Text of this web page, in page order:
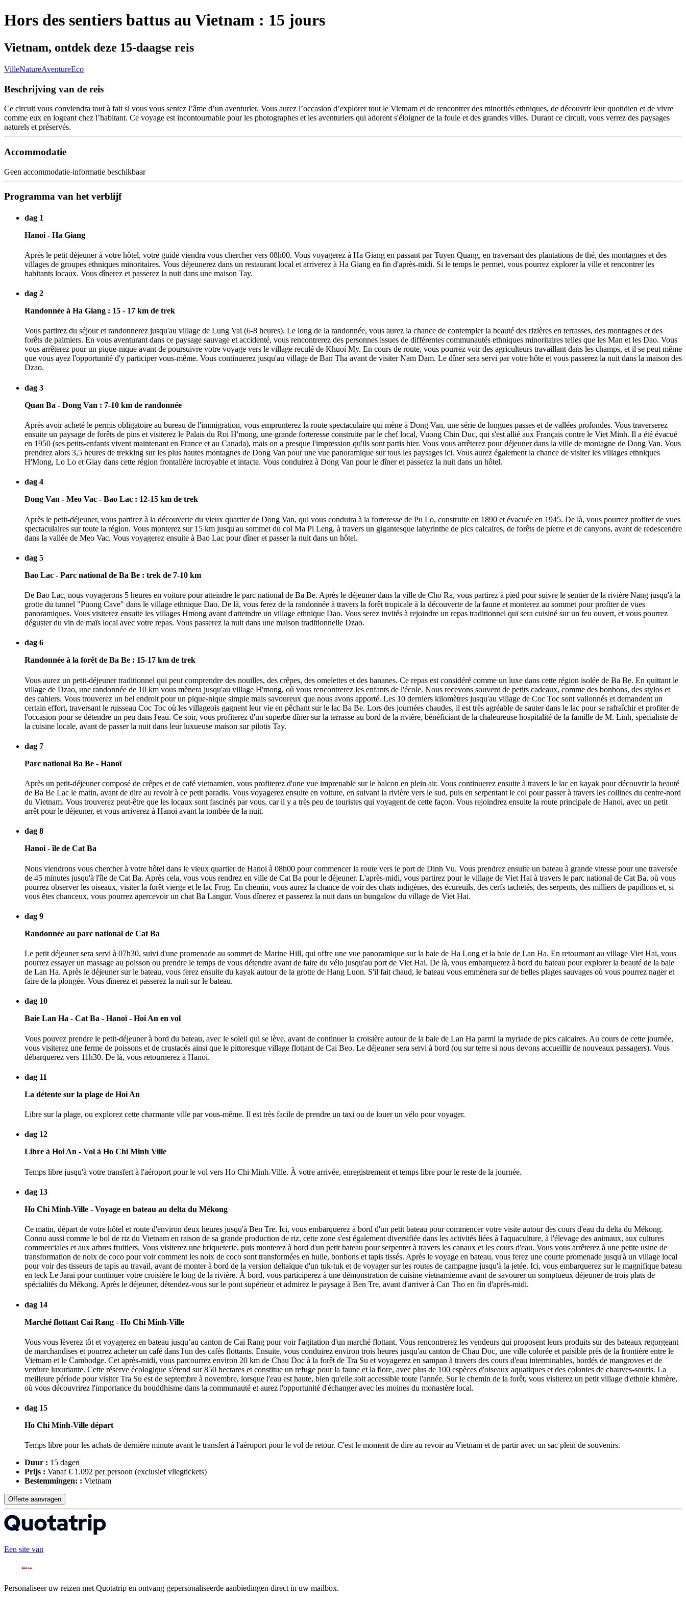
Hors des sentiers battus au Vietnam : 15 jours
Vietnam, ontdek deze 15-daagse reis
VilleNatureAventureEco
Beschrijving van de reis
Ce circuit vous conviendra tout à fait si vous vous sentez l’âme d’un aventurier. Vous aurez l’occasion d’explorer tout le Vietnam et de rencontrer des minorités ethniques, de découvrir leur quotidien et de vivre
comme eux en logeant chez l’habitant. Ce voyage est incontournable pour les photographes et les aventuriers qui adorent s'éloigner de la foule et des grandes villes. Durant ce circuit, vous verrez des paysages
naturels et préservés.
Accommodatie
Geen accommodatie-informatie beschikbaar
Programma van het verblijf
dag 1
Hanoi - Ha Giang
Après le petit déjeuner à votre hôtel, votre guide viendra vous chercher vers 08h00. Vous voyagerez à Ha Giang en passant par Tuyen Quang, en traversant des plantations de thé, des montagnes et des
villages de groupes ethniques minoritaires. Vous déjeunerez dans un restaurant local et arriverez à Ha Giang en fin d'après-midi. Si le temps le permet, vous pourrez explorer la ville et rencontrer les
habitants locaux. Vous dînerez et passerez la nuit dans une maison Tay.
dag 2
Randonnée à Ha Giang : 15 - 17 km de trek
Vous partirez du séjour et randonnerez jusqu'au village de Lung Vai (6-8 heures). Le long de la randonnée, vous aurez la chance de contempler la beauté des rizières en terrasses, des montagnes et des
forêts de palmiers. En vous aventurant dans ce paysage sauvage et accidenté, vous rencontrerez des personnes issues de différentes communautés ethniques minoritaires telles que les Man et les Dao. Vous
vous arrêterez pour un pique-nique avant de poursuivre votre voyage vers le village reculé de Khuoi My. En cours de route, vous pourrez voir des agriculteurs travaillant dans les champs, et il se peut même
que vous ayez l'opportunité d'y participer vous-même. Vous continuerez jusqu'au village de Ban Tha avant de visiter Nam Dam. Le dîner sera servi par votre hôte et vous passerez la nuit dans la maison des
Dzao.
dag 3
Quan Ba - Dong Van : 7-10 km de randonnée
Après avoir acheté le permis obligatoire au bureau de l'immigration, vous emprunterez la route spectaculaire qui mène à Dong Van, une série de longues passes et de vallées profondes. Vous traverserez
ensuite un paysage de forêts de pins et visiterez le Palais du Roi H'mong, une grande forteresse construite par le chef local, Vuong Chin Duc, qui s'est allié aux Français contre le Viet Minh. Il a été évacué
en 1950 (ses petits-enfants vivent maintenant en France et au Canada), mais on a presque l'impression qu'ils sont partis hier. Vous vous arrêterez pour déjeuner dans la ville de montagne de Dong Van. Vous
prendrez alors 3,5 heures de trekking sur les plus hautes montagnes de Dong Van pour une vue panoramique sur tous les paysages ici. Vous aurez également la chance de visiter les villages ethniques
H'Mong, Lo Lo et Giay dans cette région frontalière incroyable et intacte. Vous conduirez à Dong Van pour le dîner et passerez la nuit dans un hôtel.
dag 4
Dong Van - Meo Vac - Bao Lac : 12-15 km de trek
Après le petit-déjeuner, vous partirez à la découverte du vieux quartier de Dong Van, qui vous conduira à la forteresse de Pu Lo, construite en 1890 et évacuée en 1945. De là, vous pourrez profiter de vues
spectaculaires sur toute la région. Vous monterez sur 15 km jusqu'au sommet du col Ma Pi Leng, à travers un gigantesque labyrinthe de pics calcaires, de forêts de pierre et de canyons, avant de redescendre
dans la vallée de Meo Vac. Vous voyagerez ensuite à Bao Lac pour dîner et passer la nuit dans un hôtel.
dag 5
Bao Lac - Parc national de Ba Be : trek de 7-10 km
De Bao Lac, nous voyagerons 5 heures en voiture pour atteindre le parc national de Ba Be. Après le déjeuner dans la ville de Cho Ra, vous partirez à pied pour suivre le sentier de la rivière Nang jusqu'à la
grotte du tunnel "Puong Cave" dans le village ethnique Dao. De là, vous ferez de la randonnée à travers la forêt tropicale à la découverte de la faune et monterez au sommet pour profiter de vues
panoramiques. Vous visiterez ensuite les villages Hmong avant d'atteindre un village ethnique Dao. Vous serez invités à rejoindre un repas traditionnel qui sera cuisiné sur un feu ouvert, et vous pourrez
déguster du vin de maïs local avec votre repas. Vous passerez la nuit dans une maison traditionnelle Dzao.
dag 6
Randonnée à la forêt de Ba Be : 15-17 km de trek
Vous aurez un petit-déjeuner traditionnel qui peut comprendre des nouilles, des crêpes, des omelettes et des bananes. Ce repas est considéré comme un luxe dans cette région isolée de Ba Be. En quittant le
village de Dzao, une randonnée de 10 km vous mènera jusqu'au village H'mong, où vous rencontrerez les enfants de l'école. Nous recevons souvent de petits cadeaux, comme des bonbons, des stylos et
des cahiers. Vous trouverez un bel endroit pour un pique-nique simple mais savoureux que nous avons apporté. Les 10 derniers kilomètres jusqu'au village de Coc Toc sont vallonnés et demandent un
certain effort, traversant le ruisseau Coc Toc où les villageois gagnent leur vie en pêchant sur le lac Ba Be. Lors des journées chaudes, il est très agréable de sauter dans le lac pour se rafraîchir et profiter de
l'occasion pour se détendre un peu dans l'eau. Ce soir, vous profiterez d'un superbe dîner sur la terrasse au bord de la rivière, bénéficiant de la chaleureuse hospitalité de la famille de M. Linh, spécialiste de
la cuisine locale, avant de passer la nuit dans leur luxueuse maison sur pilotis Tay.
dag 7
Parc national Ba Be - Hanoï
Après un petit-déjeuner composé de crêpes et de café vietnamien, vous profiterez d'une vue imprenable sur le balcon en plein air. Vous continuerez ensuite à travers le lac en kayak pour découvrir la beauté
de Ba Be Lac le matin, avant de dire au revoir à ce petit paradis. Vous voyagerez ensuite en voiture, en suivant la rivière vers le sud, puis en serpentant le col pour passer à travers les collines du centre-nord
du Vietnam. Vous trouverez peut-être que les locaux sont fascinés par vous, car il y a très peu de touristes qui voyagent de cette façon. Vous rejoindrez ensuite la route principale de Hanoi, avec un petit
arrêt pour le déjeuner, et vous arriverez à Hanoi avant la tombée de la nuit.
dag 8
Hanoi - île de Cat Ba
Nous viendrons vous chercher à votre hôtel dans le vieux quartier de Hanoi à 08h00 pour commencer la route vers le port de Dinh Vu. Vous prendrez ensuite un bateau à grande vitesse pour une traversée
de 45 minutes jusqu'à l'île de Cat Ba. Après cela, vous vous rendrez en ville de Cat Ba pour le déjeuner. L'après-midi, vous partirez pour le village de Viet Hai à travers le parc national de Cat Ba, où vous
pourrez observer les oiseaux, visiter la forêt vierge et le lac Frog. En chemin, vous aurez la chance de voir des chats indigènes, des écureuils, des cerfs tachetés, des serpents, des milliers de papillons et, si
vous êtes chanceux, vous pourrez apercevoir un chat Ba Langur. Vous dînerez et passerez la nuit dans un bungalow du village de Viet Hai.
dag 9
Randonnée au parc national de Cat Ba
Le petit déjeuner sera servi à 07h30, suivi d'une promenade au sommet de Marine Hill, qui offre une vue panoramique sur la baie de Ha Long et la baie de Lan Ha. En retournant au village Viet Hai, vous
pourrez essayer un massage au poisson ou prendre le temps de vous détendre avant de faire du vélo jusqu'au port de Viet Hai. De là, vous embarquerez à bord du bateau pour explorer la beauté de la baie
de Lan Ha. Après le déjeuner sur le bateau, vous ferez ensuite du kayak autour de la grotte de Hang Luon. S'il fait chaud, le bateau vous emmènera sur de belles plages sauvages où vous pourrez nager et
faire de la plongée. Vous dînerez et passerez la nuit sur le bateau.
dag 10
Baie Lan Ha - Cat Ba - Hanoï - Hoi An en vol
Vous pouvez prendre le petit-déjeuner à bord du bateau, avec le soleil qui se lève, avant de continuer la croisière autour de la baie de Lan Ha parmi la myriade de pics calcaires. Au cours de cette journée,
vous visiterez une ferme de poissons et de crustacés ainsi que le pittoresque village flottant de Cai Beo. Le déjeuner sera servi à bord (ou sur terre si nous devons accueillir de nouveaux passagers). Vous
débarquerez vers 11h30. De là, vous retournerez à Hanoi.
dag 11
La détente sur la plage de Hoi An
Libre sur la plage, ou explorez cette charmante ville par vous-même. Il est très facile de prendre un taxi ou de louer un vélo pour voyager.
dag 12
Libre à Hoi An - Vol à Ho Chi Minh Ville
Temps libre jusqu'à votre transfert à l'aéroport pour le vol vers Ho Chi Minh-Ville. À votre arrivée, enregistrement et temps libre pour le reste de la journée.
dag 13
Ho Chi Minh-Ville - Voyage en bateau au delta du Mékong
Ce matin, départ de votre hôtel et route d'environ deux heures jusqu'à Ben Tre. Ici, vous embarquerez à bord d'un petit bateau pour commencer votre visite autour des cours d'eau du delta du Mékong.
Connu aussi comme le bol de riz du Vietnam en raison de sa grande production de riz, cette zone s'est également diversifiée dans les activités liées à l'aquaculture, à l'élevage des animaux, aux cultures
commerciales et aux arbres fruitiers. Vous visiterez une briqueterie, puis monterez à bord d'un petit bateau pour serpenter à travers les canaux et les cours d'eau. Vous vous arrêterez à une petite usine de
transformation de noix de coco pour voir comment les noix de coco sont transformées en huile, bonbons et tapis tissés. Après le voyage en bateau, vous ferez une courte promenade jusqu'à un village local
pour voir des tisseurs de tapis au travail, avant de monter à bord de la version deltaïque d'un tuk-tuk et de voyager sur les routes de campagne jusqu'à la jetée. Ici, vous embarquerez sur le magnifique bateau
en teck Le Jarai pour continuer votre croisière le long de la rivière. À bord, vous participerez à une démonstration de cuisine vietnamienne avant de savourer un somptueux déjeuner de trois plats de
spécialités du Mékong. Après le déjeuner, détendez-vous sur le pont supérieur et admirez le paysage à Ben Tre, avant d'arriver à Can Tho en fin d'après-midi.
dag 14
Marché flottant Cai Rang - Ho Chi Minh-Ville
Vous vous lèverez tôt et voyagerez en bateau jusqu’au canton de Cai Rang pour voir l'agitation d'un marché flottant. Vous rencontrerez les vendeurs qui proposent leurs produits sur des bateaux regorgeant
de marchandises et pourrez acheter un café dans l'un des cafés flottants. Ensuite, vous conduirez environ trois heures jusqu'au canton de Chau Doc, une ville colorée et paisible près de la frontière entre le
Vietnam et le Cambodge. Cet après-midi, vous parcourrez environ 20 km de Chau Doc à la forêt de Tra Su et voyagerez en sampan à travers des cours d'eau interminables, bordés de mangroves et de
verdure luxuriante. Cette réserve écologique s'étend sur 850 hectares et constitue un refuge pour la faune et la flore, avec plus de 100 espèces d'oiseaux aquatiques et des colonies de chauves-souris. La
meilleure période pour visiter Tra Su est de septembre à novembre, lorsque l'eau est haute, bien qu'elle soit accessible toute l'année. Sur le chemin de la forêt, vous visiterez un petit village d'ethnie khmère,
où vous découvrirez l'importance du bouddhisme dans la communauté et aurez l'opportunité d'échanger avec les moines du monastère local.
dag 15
Ho Chi Minh-Ville départ
Temps libre pour les achats de dernière minute avant le transfert à l'aéroport pour le vol de retour. C'est le moment de dire au revoir au Vietnam et de partir avec un sac plein de souvenirs.
Duur : 15 dagen
Prijs : Vanaf € 1.092 per persoon (exclusief vliegtickets)
Bestemmingen: : Vietnam
Offerte aanvragen
Een site van
Personaliseer uw reizen met Quotatrip en ontvang gepersonaliseerde aanbiedingen direct in uw mailbox.